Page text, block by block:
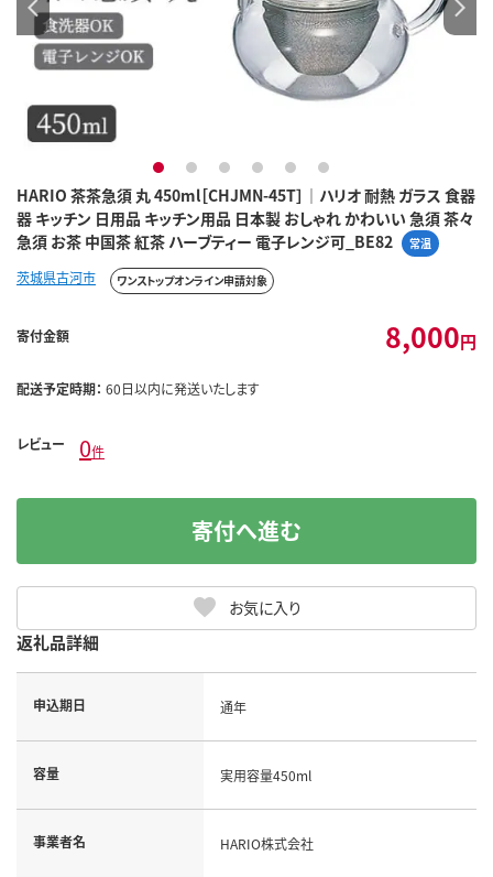
HARIO 茶茶急須 丸 450ml［CHJMN-45T］｜ハリオ 耐熱 ガラス 食器
器 キッチン 日用品 キッチン用品 日本製 おしゃれ かわいい 急須 茶々
急須 お茶 中国茶 紅茶 ハーブティー 電子レンジ可_BE82
常温
1 2 3 4 5 6
茨城県古河市 ワンストップオンライン申請対象
寄付金額 8,000円
配送予定時期： 60日以内に発送いたします
レビュー 0件
お気に入り
寄付へ進む
返礼品詳細
申込期日 通年
容量 実用容量450ml
事業者名 HARIO株式会社